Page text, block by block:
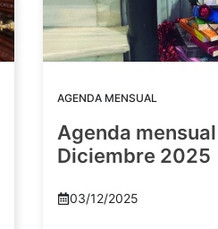
AGENDA MENSUAL
Agenda mensual
Diciembre 2025
03/12/2025